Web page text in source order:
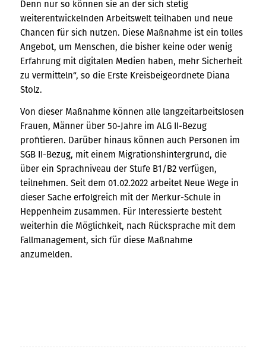
Denn nur so können sie an der sich stetig
weiterentwickelnden Arbeitswelt teilhaben und neue
Chancen für sich nutzen. Diese Maßnahme ist ein tolles
Angebot, um Menschen, die bisher keine oder wenig
Erfahrung mit digitalen Medien haben, mehr Sicherheit
zu vermitteln“, so die Erste Kreisbeigeordnete Diana
Stolz.
Von dieser Maßnahme können alle langzeitarbeitslosen
Frauen, Männer über 50-Jahre im ALG II-Bezug
profitieren. Darüber hinaus können auch Personen im
SGB II-Bezug, mit einem Migrationshintergrund, die
über ein Sprachniveau der Stufe B1/B2 verfügen,
teilnehmen. Seit dem 01.02.2022 arbeitet Neue Wege in
dieser Sache erfolgreich mit der Merkur-Schule in
Heppenheim zusammen. Für Interessierte besteht
weiterhin die Möglichkeit, nach Rücksprache mit dem
Fallmanagement, sich für diese Maßnahme
anzumelden.